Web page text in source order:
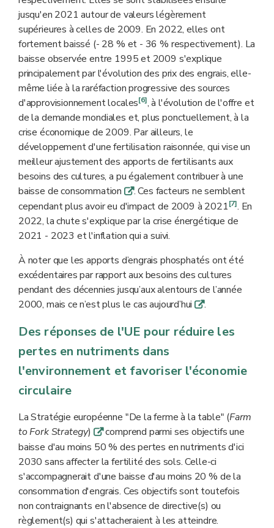
jusqu'en 2021 autour de valeurs légèrement
supérieures à celles de 2009. En 2022, elles ont
fortement baissé (- 28 % et - 36 % respectivement). La
baisse observée entre 1995 et 2009 s'explique
principalement par l'évolution des prix des engrais, elle-
même liée à la raréfaction progressive des sources
d'approvisionnement locales[6], à l'évolution de l'offre et
de la demande mondiales et, plus ponctuellement, à la
crise économique de 2009. Par ailleurs, le
développement d'une fertilisation raisonnée, qui vise un
meilleur ajustement des apports de fertilisants aux
besoins des cultures, a pu également contribuer à une
baisse de consommation q. Ces facteurs ne semblent
cependant plus avoir eu d'impact de 2009 à 2021[7]. En
2022, la chute s'explique par la crise énergétique de
2021 - 2023 et l'inflation qui a suivi.
À noter que les apports d’engrais phosphatés ont été
excédentaires par rapport aux besoins des cultures
pendant des décennies jusqu’aux alentours de l’année
2000, mais ce n’est plus le cas aujourd’huiq.
Des réponses de l'UE pour réduire les
pertes en nutriments dans
l'environnement et favoriser l'économie
circulaire
La Stratégie européenne "De la ferme à la table" (Farm
to Fork Strategy) qcomprend parmi ses objectifs une
baisse d'au moins 50 % des pertes en nutriments d'ici
2030 sans affecter la fertilité des sols. Celle-ci
s'accompagnerait d'une baisse d'au moins 20 % de la
consommation d'engrais. Ces objectifs sont toutefois
non contraignants en l'absence de directive(s) ou
règlement(s) qui s'attacheraient à les atteindre.